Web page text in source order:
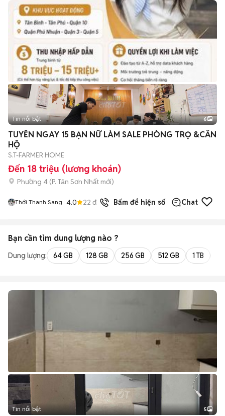
+2
Tin nổi bật 6
TUYỂN NGAY 15 BẠN NỮ LÀM SALE PHÒNG TRỌ &CĂN
HỘ
S.T-FARMER HOME
Đến 18 triệu (lương khoán)
Phường 4 (P. Tân Sơn Nhất mới)
Thới Thanh Sang 4.0 22 đã bánBấm để hiện số Chat
Bạn cần tìm dung lượng nào ?
Dung lượng: 64 GB 128 GB 256 GB 512 GB 1 TB
Tin nổi bật 5